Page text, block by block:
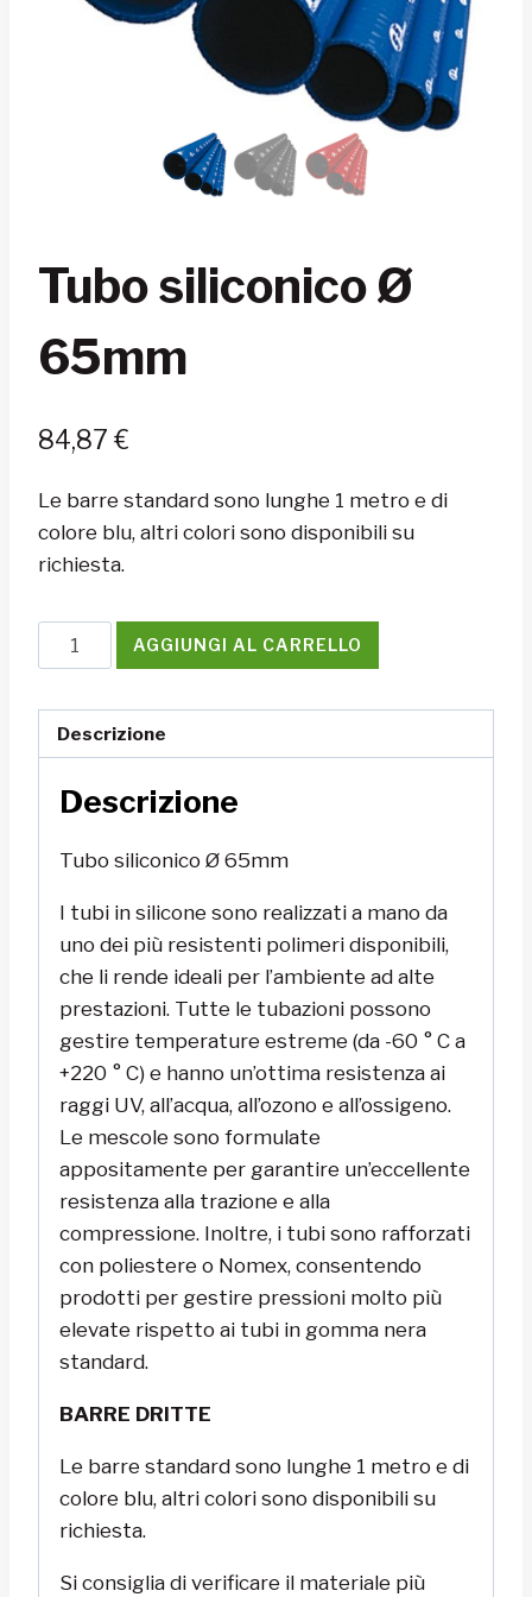
Tubo siliconico Ø
65mm
84,87 €
Le barre standard sono lunghe 1 metro e di
colore blu, altri colori sono disponibili su
richiesta.
Tubo
siliconico
65mm
quantità
AGGIUNGI AL CARRELLO
Descrizione
Descrizione
Tubo siliconico Ø 65mm
I tubi in silicone sono realizzati a mano da
uno dei più resistenti polimeri disponibili,
che li rende ideali per l’ambiente ad alte
prestazioni. Tutte le tubazioni possono
gestire temperature estreme (da -60 ° C a
+220 ° C) e hanno un’ottima resistenza ai
raggi UV, all’acqua, all’ozono e all’ossigeno.
Le mescole sono formulate
appositamente per garantire un’eccellente
resistenza alla trazione e alla
compressione. Inoltre, i tubi sono rafforzati
con poliestere o Nomex, consentendo
prodotti per gestire pressioni molto più
elevate rispetto ai tubi in gomma nera
standard.
BARRE DRITTE
Le barre standard sono lunghe 1 metro e di
colore blu, altri colori sono disponibili su
richiesta.
Si consiglia di verificare il materiale più